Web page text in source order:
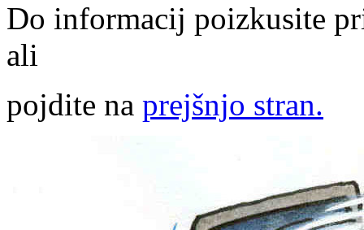
Do informacij poizkusite
ali
pojdite na prejšnjo stran.